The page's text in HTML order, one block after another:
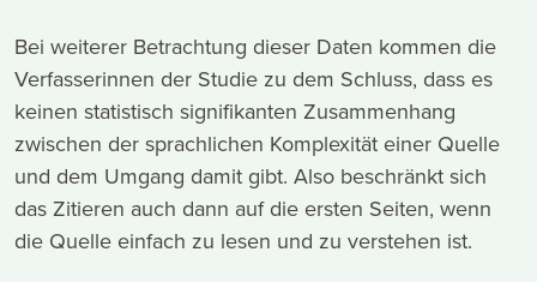
Bei weiterer Betrachtung dieser Daten kommen die
Verfasserinnen der Studie zu dem Schluss, dass es
keinen statistisch signifikanten Zusammenhang
zwischen der sprachlichen Komplexität einer Quelle
und dem Umgang damit gibt. Also beschränkt sich
das Zitieren auch dann auf die ersten Seiten, wenn
die Quelle einfach zu lesen und zu verstehen ist.